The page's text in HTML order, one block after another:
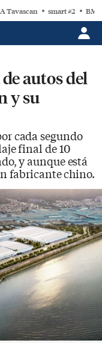
Tavascan smart #2
autos del
y su
cada segundo
final de 10
y aunque está
fabricante chino.